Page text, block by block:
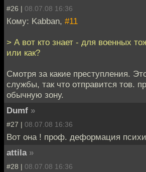
#26 | 08.07.08 16:36
Кому: Kabban, #11
> А вот кто знает - для военных
или как?
Смотря за какие преступления.
службы, так что отправится тов.
обычную зону.
Dumf »
#27 | 08.07.08 16:36
Вот она ! проф. деформация
attila »
#28 | 08.07.08 16:36